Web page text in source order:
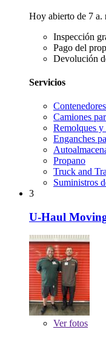
Hoy abierto de 7 a.
Inspección
Pago del
Devolución
Servicios
Camiones
Remolques y
Enganches
Propano
Truck and
Suministros
3
U-Haul
Verfotos